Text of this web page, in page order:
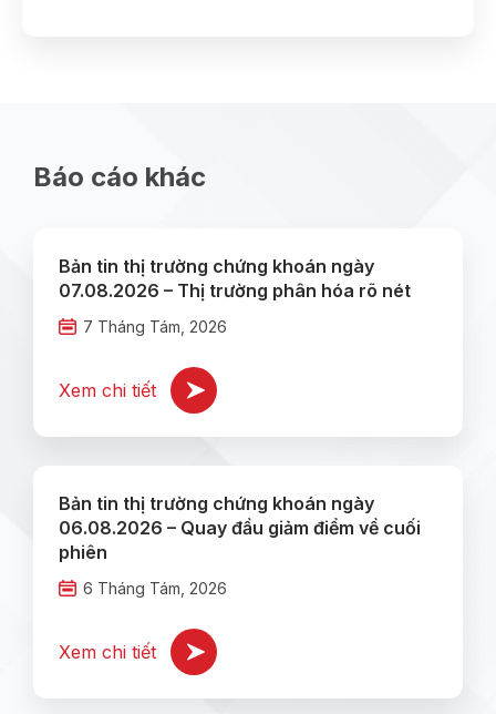
Báo cáo khác
Bản tin thị trường chứng khoán ngày
07.08.2026 – Thị trường phân hóa rõ nét
7 Tháng Tám, 2026
Xem chi tiết
Bản tin thị trường chứng khoán ngày
06.08.2026 – Quay đầu giảm điểm về cuối
phiên
6 Tháng Tám, 2026
Xem chi tiết